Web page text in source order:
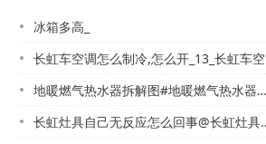
冰箱多高_
长虹车空调怎么制冷,怎么开_13_长虹车空调怎么制冷,怎么开_18
地暖燃气热水器拆解图#地暖燃气热水器拆解图视频
长虹灶具自己无反应怎么回事@长虹灶具自己无反应怎么回事啊